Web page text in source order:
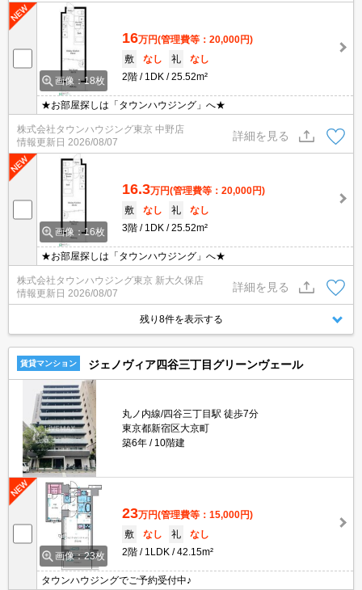
画像：18枚
16万円(管理費等：20,000円)
敷
なし 礼
なし
2階
1DK 25.52m²
★お部屋探しは「タウンハウジング」へ★
株式会社タウンハウジング東京 中野店
情報更新日 2026/08/07
詳細を見る
画像：16枚
16.3万円(管理費等：20,000円)
敷
なし 礼
なし
3階
1DK 25.52m²
★お部屋探しは「タウンハウジング」へ★
株式会社タウンハウジング東京 新大久保店
情報更新日 2026/08/07
詳細を見る
残り8件を表示する
賃貸マンション ジェノヴィア四谷三丁目グリーンヴェール
丸ノ内線/四谷三丁目駅 徒歩7分
東京都新宿区大京町
築6年
10階建
画像：23枚
23万円(管理費等：15,000円)
敷
なし 礼
なし
2階
1LDK 42.15m²
タウンハウジングでご予約受付中♪